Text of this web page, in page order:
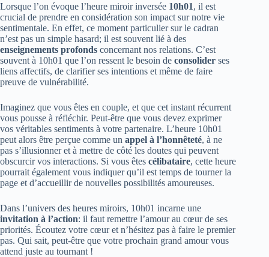
Lorsque l’on évoque l’heure miroir inversée 10h01, il est
crucial de prendre en considération son impact sur notre vie
sentimentale. En effet, ce moment particulier sur le cadran
n’est pas un simple hasard; il est souvent lié à des
enseignements profonds concernant nos relations. C’est
souvent à 10h01 que l’on ressent le besoin de consolider ses
liens affectifs, de clarifier ses intentions et même de faire
preuve de vulnérabilité.
Imaginez que vous êtes en couple, et que cet instant récurrent
vous pousse à réfléchir. Peut-être que vous devez exprimer
vos véritables sentiments à votre partenaire. L’heure 10h01
peut alors être perçue comme un appel à l’honnêteté, à ne
pas s’illusionner et à mettre de côté les doutes qui peuvent
obscurcir vos interactions. Si vous êtes célibataire, cette heure
pourrait également vous indiquer qu’il est temps de tourner la
page et d’accueillir de nouvelles possibilités amoureuses.
Dans l’univers des heures miroirs, 10h01 incarne une
invitation à l’action: il faut remettre l’amour au cœur de ses
priorités. Écoutez votre cœur et n’hésitez pas à faire le premier
pas. Qui sait, peut-être que votre prochain grand amour vous
attend juste au tournant !